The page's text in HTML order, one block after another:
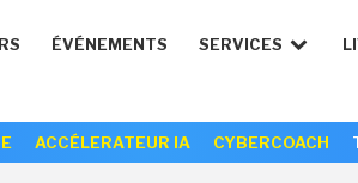
ÉVÉNEMENTS SERVICES
ACCÉLERATEUR IA CYBERCOACH